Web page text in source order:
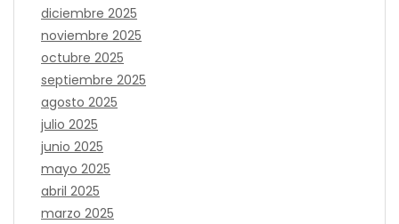
diciembre 2025
noviembre 2025
octubre 2025
septiembre 2025
agosto 2025
julio 2025
junio 2025
mayo 2025
abril 2025
marzo 2025